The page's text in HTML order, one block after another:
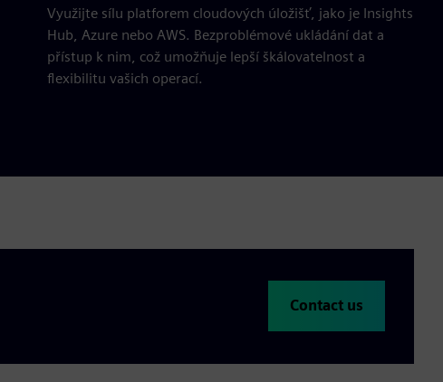
Využijte sílu platforem cloudových úložišť, jako je Insights
Hub, Azure nebo AWS. Bezproblémové ukládání dat a
přístup k nim, což umožňuje lepší škálovatelnost a
flexibilitu vašich operací.
Contact us